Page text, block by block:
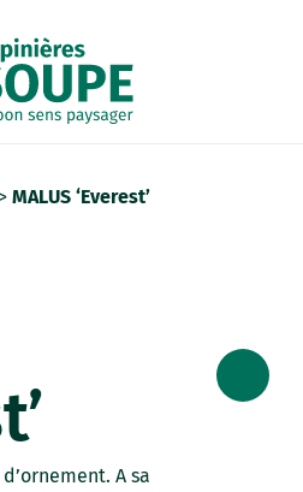
>MALUS ‘Everest’
A sa